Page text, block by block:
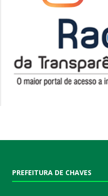
PREFEITURA DE CHAVES